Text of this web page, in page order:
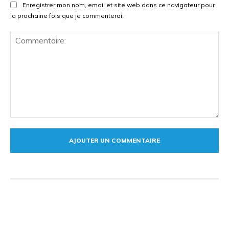
Enregistrer mon nom, email et site web dans ce navigateur pour
la prochaine fois que je commenterai.